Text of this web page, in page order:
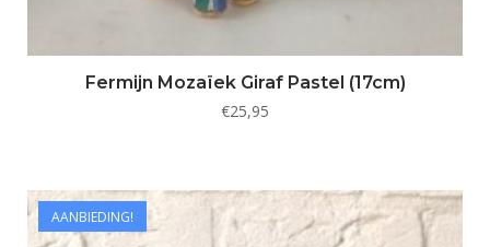
Fermijn Mozaïek Giraf Pastel (17cm)
€25,95
AANBIEDING!